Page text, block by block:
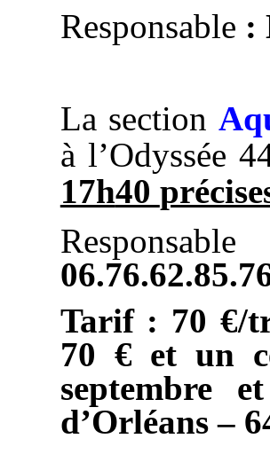
Responsable :
La sectionA
à l’Odyssée
17h40
Responsable
Tarif : 70 €/
70 € et un
septembre
d’Orléans –